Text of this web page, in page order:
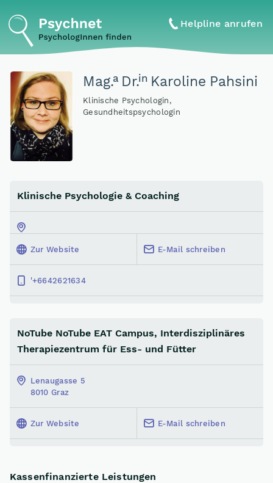
Helpline anrufen
Mag.aDr.in Karoline Pahsini
Klinische Psychologin,
Gesundheitspsychologin
Klinische Psychologie & Coaching
Zur Website E-Mail schreiben
'+6642621634
NoTube NoTube EAT Campus, Interdisziplinäres
Therapiezentrum für Ess- und Fütter
Lenaugasse 5
8010 Graz
Zur Website E-Mail schreiben
Kassenfinanzierte Leistungen